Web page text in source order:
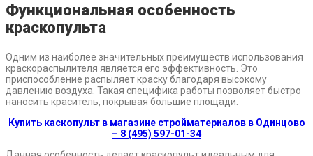
Функциональная особенность
краскопульта
Одним из наиболее значительных преимуществ использования
краскораспылителя является его эффективность. Это
приспособление распыляет краску благодаря высокому
давлению воздуха. Такая специфика работы позволяет быстро
наносить краситель, покрывая большие площади.
Купить каскопульт в магазине стройматериалов в Одинцово
– 8 (495) 597-01-34